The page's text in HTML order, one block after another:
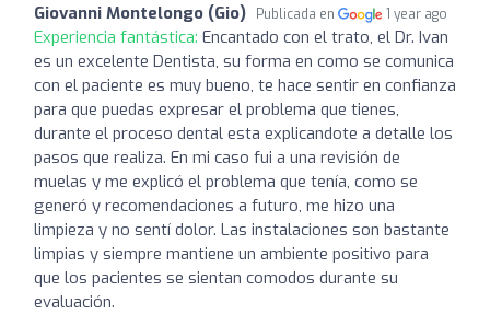
Giovanni Montelongo (Gio) Publicada en 1 year ago
Experiencia fantástica: Encantado con el trato, el Dr. Ivan
es un excelente Dentista, su forma en como se comunica
con el paciente es muy bueno, te hace sentir en confianza
para que puedas expresar el problema que tienes,
durante el proceso dental esta explicandote a detalle los
pasos que realiza. En mi caso fui a una revisión de
muelas y me explicó el problema que tenía, como se
generó y recomendaciones a futuro, me hizo una
limpieza y no sentí dolor. Las instalaciones son bastante
limpias y siempre mantiene un ambiente positivo para
que los pacientes se sientan comodos durante su
evaluación.